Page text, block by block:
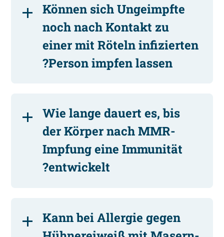
Können sich Ungeimpfte
noch nach Kontakt zu
einer mit Röteln infizierten
Person impfen lassen?
Wie lange dauert es, bis
der Körper nach MMR-
Impfung eine Immunität
entwickelt?
Kann bei Allergie gegen